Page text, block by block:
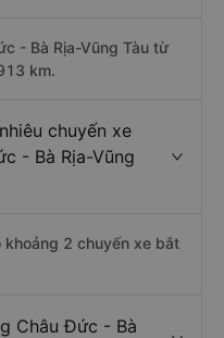
- Bà Rịa-Vũng Tàu từ
km.
chuyến xe
- Bà Rịa-Vũng
khoảng 2 chuyến xe bắt
Châu Đức - Bà